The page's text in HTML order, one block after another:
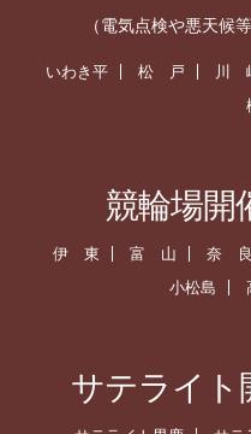
（電気点検や悪天候
いわき平 松 戸 川
競輪場開
伊 東 富 山 奈 良
小松島
サテライト